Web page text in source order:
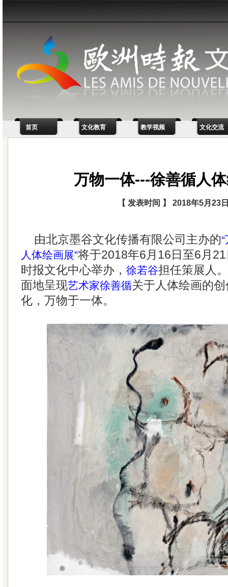
首页 文化教育 教学视频 文化交流
万物一体­­---徐善循人
【 发表时间 】 2018年5月23
由北京墨谷文化传播有限公司主办的
人体绘画展”将于2018年6月16日至6月
时报文化中心举办， 徐若谷担任策展人
面地呈现艺术家徐善循关于人体绘画的
化，万物于一体。